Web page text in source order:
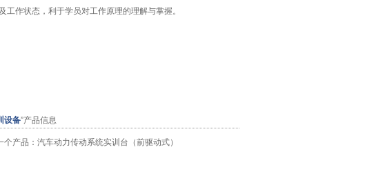
作状态，利于学员对工作原理的理解与掌握。
设备”产品信息
个产品： 汽车动力传动系统实训台（前驱动式）